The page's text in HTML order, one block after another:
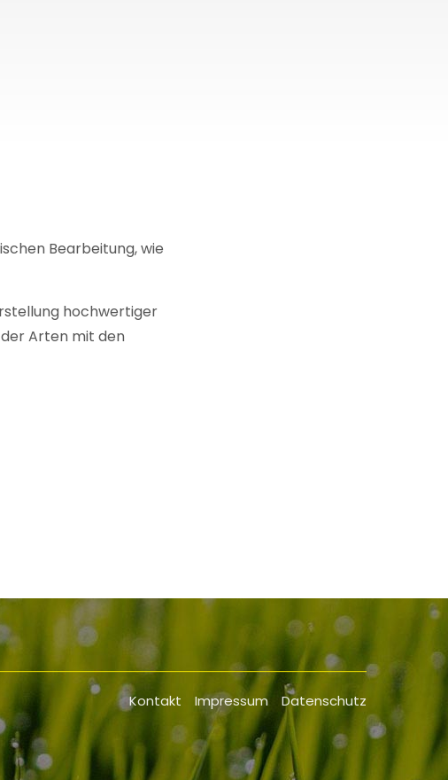
Bearbeitung, wie
hochwertiger
Arten mit den
Kontakt Impressum Datenschutz